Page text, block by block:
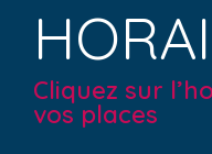
Cliquez sur
vos places